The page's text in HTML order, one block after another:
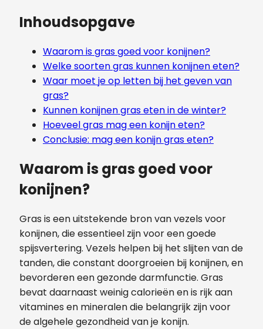
Inhoudsopgave
Waarom is gras goed voor konijnen?
Welke soorten gras kunnen konijnen eten?
Waar moet je op letten bij het geven van
gras?
Kunnen konijnen gras eten in de winter?
Hoeveel gras mag een konijn eten?
Conclusie: mag een konijn gras eten?
Waarom is gras goed voor
konijnen?
Gras is een uitstekende bron van vezels voor
konijnen, die essentieel zijn voor een goede
spijsvertering. Vezels helpen bij het slijten van de
tanden, die constant doorgroeien bij konijnen, en
bevorderen een gezonde darmfunctie. Gras
bevat daarnaast weinig calorieën en is rijk aan
vitamines en mineralen die belangrijk zijn voor
de algehele gezondheid van je konijn.